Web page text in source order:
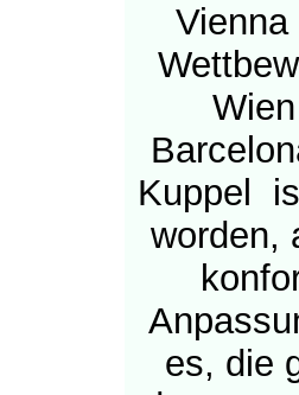
Kuppel
worden,
es, die